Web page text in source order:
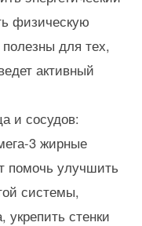
физическую
для тех,
активный
и сосудов:
3 жирные
помочь улучшить
системы,
укрепить стенки